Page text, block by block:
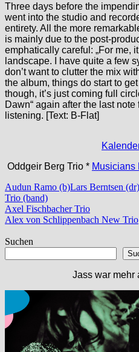
Three days before the
went into the studio and
entirety. All the more
is mainly due to the post-
emphatically careful: „For me,
landscape. I have quite a few
don’t want to clutter the mix
the album, things do start to
though, it’s just coming full
Dawn“ again after the last
listening. [Text: B-Flat]
Oddgeir Berg Trio * Musicians
Audun Ramo (b)Lars Berntsen (dr)
Trio (band)
Beitragsnavigation
Vorheriger
Beitrag:
Axel Fischbacher Trio
Nächster
Alex von Schlippenbach New Trio
Suchen
Jass war mehr